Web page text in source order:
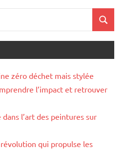
zéro déchet mais stylée
l’impact et retrouver
l’art des peintures sur
qui propulse les